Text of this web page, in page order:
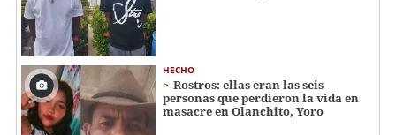
HECHO
Rostros: ellas eran las seis
personas que perdieron la vida en
masacre en Olanchito, Yoro